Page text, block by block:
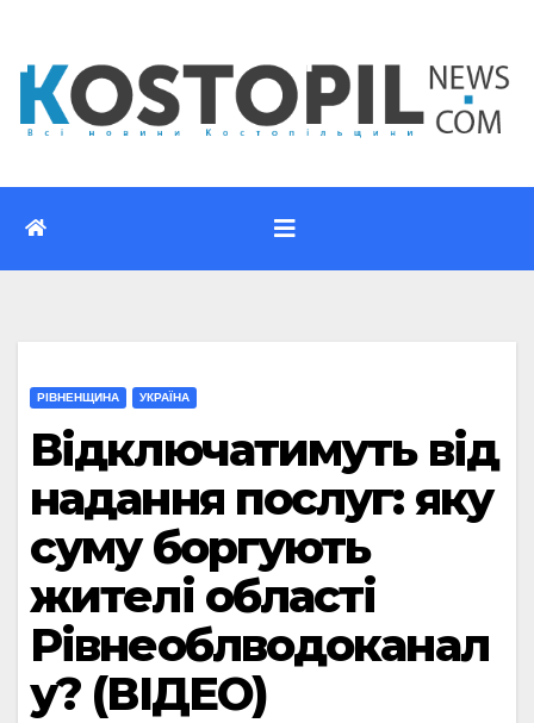
вмісту
РІВНЕНЩИНА УКРАЇНА
Відключатимуть від
надання послуг: яку
суму боргують
жителі області
Рівнеоблводоканал
у? (ВІДЕО)